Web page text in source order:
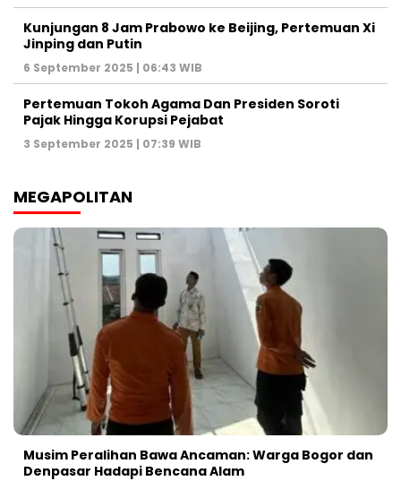
Kunjungan 8 Jam Prabowo ke Beijing, Pertemuan Xi
Jinping dan Putin
6 September 2025 | 06:43 WIB
Pertemuan Tokoh Agama Dan Presiden Soroti
Pajak Hingga Korupsi Pejabat
3 September 2025 | 07:39 WIB
MEGAPOLITAN
Musim Peralihan Bawa Ancaman: Warga Bogor dan
Denpasar Hadapi Bencana Alam